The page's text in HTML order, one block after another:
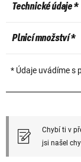
Technické údaje *
Plnicí množství *
* Údaje uvádíme s
Chybí ti v
jsi našel